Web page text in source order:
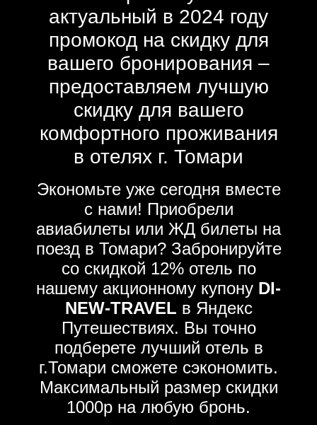
актуальный в 2024 году
промокод на скидку для
вашего бронирования –
предоставляем лучшую
скидку для вашего
комфортного проживания
в отелях г. Томари
Экономьте уже сегодня вместе
с нами! Приобрели
авиабилеты или ЖД билеты на
поезд в Томари? Забронируйте
со скидкой 12% отель по
нашему акционному купону DI-
NEW-TRAVEL в Яндекс
Путешествиях. Вы точно
подберете лучший отель в
г.Томари сможете сэкономить.
Максимальный размер скидки
1000р на любую бронь.